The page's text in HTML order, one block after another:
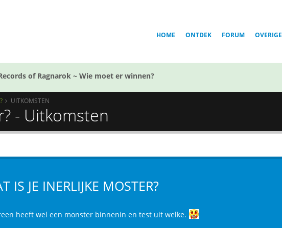
HOME ONTDEK FORUM OVERIGE
of Ragnarok ~ Wie moet er winnen?
UITKOMSTEN
- Uitkomsten
IS JE INERLIJKE MOSTER?
heeft wel een monster binnenin en test uit welke.